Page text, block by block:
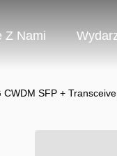
Z Nami
SFP +